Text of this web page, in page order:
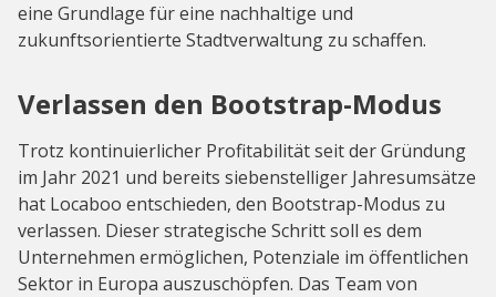
eine Grundlage für eine nachhaltige und
zukunftsorientierte Stadtverwaltung zu schaffen.
Verlassen den Bootstrap-Modus
Trotz kontinuierlicher Profitabilität seit der Gründung
im Jahr 2021 und bereits siebenstelliger Jahresumsätze
hat Locaboo entschieden, den Bootstrap-Modus zu
verlassen. Dieser strategische Schritt soll es dem
Unternehmen ermöglichen, Potenziale im öffentlichen
Sektor in Europa auszuschöpfen. Das Team von